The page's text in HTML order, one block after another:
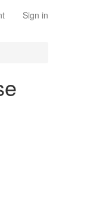
Sign in